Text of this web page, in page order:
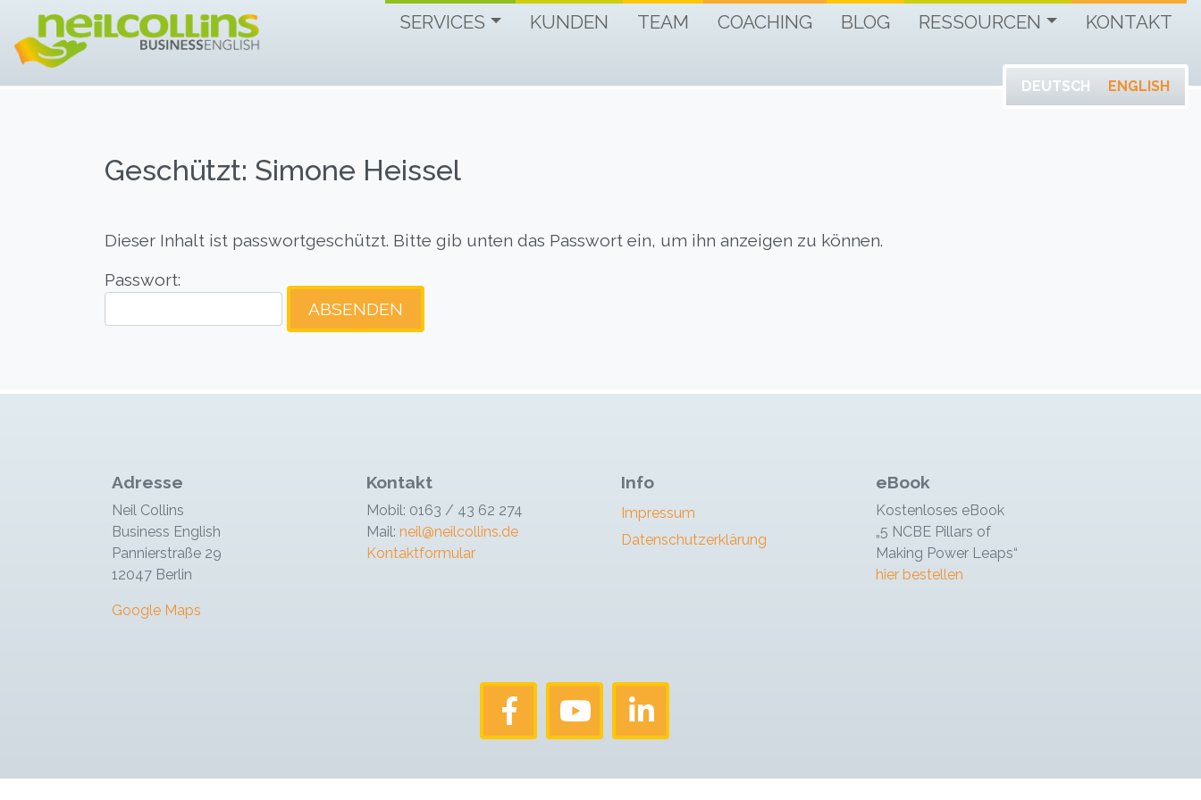
Neil Collins – Business English – Coaching & Training
SERVICES KUNDEN TEAM COACHING BLOG RESSOURCEN KONTAKT
Geschützt: Simone Heissel
Dieser Inhalt ist passwortgeschützt. Bitte gib unten das Passwort ein, um ihn anzeigen zu können.
Passwort:
Adresse
Neil Collins
Business English
Pannierstraße 29
12047 Berlin
Google Maps
Kontakt
Mobil: 0163 / 43 62 274
Mail: neil@neilcollins.de
Kontaktformular
Info
Impressum
Datenschutzerklärung
eBook
Kostenloses eBook
„5 NCBE Pillars of
Making Power Leaps“
hier bestellen
DEUTSCH ENGLISH